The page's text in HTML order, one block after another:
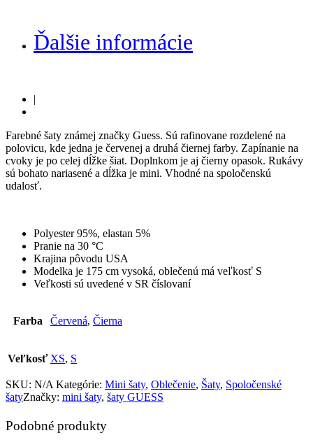
Ďalšie informácie
|
Farebné šaty známej značky Guess. Sú rafinovane rozdelené na
polovicu, kde jedna je červenej a druhá čiernej farby. Zapínanie na
cvoky je po celej dĺžke šiat. Doplnkom je aj čierny opasok. Rukávy
sú bohato nariasené a dĺžka je mini. Vhodné na spoločenskú
udalosť.
Polyester 95%, elastan 5%
Pranie na 30 °C
Krajina pôvodu USA
Modelka je 175 cm vysoká, oblečenú má veľkosť S
Veľkosti sú uvedené v SR číslovaní
Farba Červená, Čierna
Veľkosť XS, S
SKU: N/A Kategórie: Mini šaty, Oblečenie, Šaty, Spoločenské
šatyZnačky: mini šaty, šaty GUESS
Podobné produkty